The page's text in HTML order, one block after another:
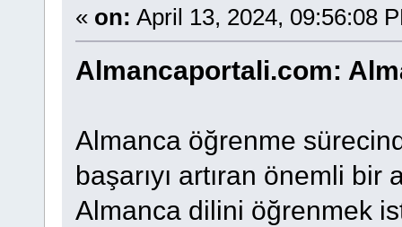
« on: April 13, 2024, 09:56:08
Almancaportali.com:
Almanca öğrenme
başarıyı artıran önemli bir
Almanca dilini öğrenmek